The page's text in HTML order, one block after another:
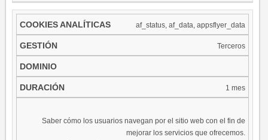
af_status, af_data, appsflyer_data
Terceros
1 mes
Saber cómo los usuarios navegan por el sitio web con el fin de
mejorar los servicios que ofrecemos.